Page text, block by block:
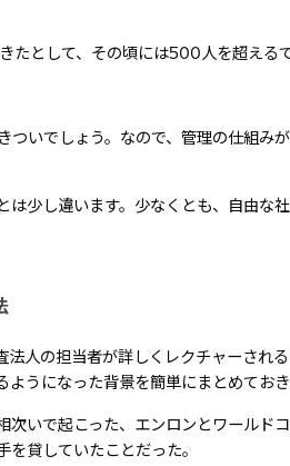
たとして、その頃には500人を超えるで
ついでしょう。なので、管理の仕組み
少し違います。少なくとも、自由な
人の担当者が詳しくレクチャーされ
うになった背景を簡単にまとめておき
いで起こった、エンロンとワールド
貸していたことだった。